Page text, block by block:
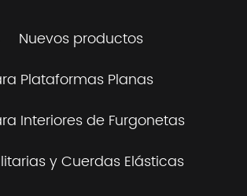
Nuevos productos
Plataformas Planas
Interiores de Furgonetas
y Cuerdas Elásticas